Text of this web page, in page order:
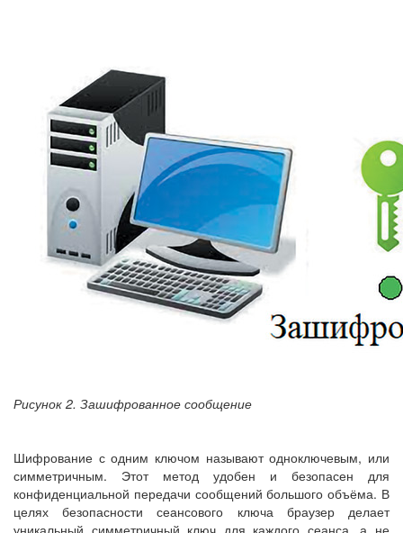
Рисунок 2. Зашифрованное сообщение
Шифрование с одним ключом называют одноключевым, или
симметричным. Этот метод удобен и безопасен для
конфиденциальной передачи сообщений большого объёма. В
целях безопасности сеансового ключа браузер делает
уникальный симметричный ключ для каждого сеанса, а не